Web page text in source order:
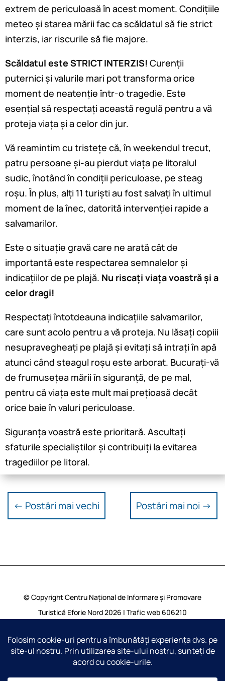
extrem de periculoasă în acest moment. Condițiile
meteo și starea mării fac ca scăldatul să fie strict
interzis, iar riscurile să fie majore.
Scăldatul este STRICT INTERZIS! Curenții
puternici și valurile mari pot transforma orice
moment de neatenție într-o tragedie. Este
esențial să respectați această regulă pentru a vă
proteja viața și a celor din jur.
Vă reamintim cu tristețe că, în weekendul trecut,
patru persoane și-au pierdut viața pe litoralul
sudic, înotând în condiții periculoase, pe steag
roșu. În plus, alți 11 turiști au fost salvați în ultimul
moment de la înec, datorită intervenției rapide a
salvamarilor.
Este o situație gravă care ne arată cât de
importantă este respectarea semnalelor și
indicațiilor de pe plajă. Nu riscați viața voastră și a
celor dragi!
Respectați întotdeauna indicațiile salvamarilor,
care sunt acolo pentru a vă proteja. Nu lăsați copiii
nesupravegheați pe plajă și evitați să intrați în apă
atunci când steagul roșu este arborat. Bucurați-vă
de frumusețea mării în siguranță, de pe mal,
pentru că viața este mult mai prețioasă decât
orice baie în valuri periculoase.
Siguranța voastră este prioritară. Ascultați
sfaturile specialiștilor și contribuiți la evitarea
tragediilor pe litoral.
← Postări mai vechi Postări mai noi →
© Copyright Centru Național de Informare și Promovare
Turistică Eforie Nord 2026 | Trafic web 606210